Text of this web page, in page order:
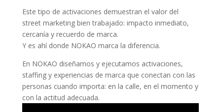
Este tipo de activaciones demuestran el valor del
street marketing bien trabajado: impacto inmediato,
cercanía y recuerdo de marca.
Y es ahí donde NOKAO marca la diferencia.
En NOKAO diseñamos y ejecutamos activaciones,
staffing y experiencias de marca que conectan con las
personas cuando importa: en la calle, en el momento y
con la actitud adecuada.